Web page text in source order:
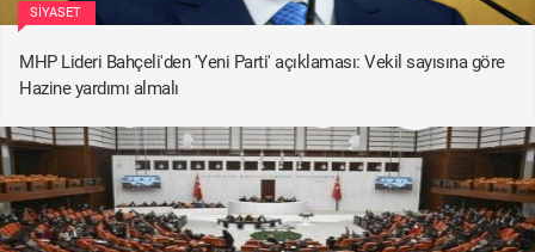
SIYASET
MHP Lideri Bahçeli'den 'Yeni Parti' açıklaması: Vekil sayısına göre
Hazine yardımı almalı